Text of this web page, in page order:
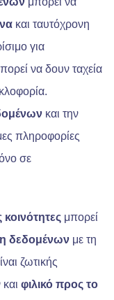
και ταυτόχρονη
για
να δουν ταχεία
και την
πληροφορίες
σε
κοινότητες μπορεί
δεδομένων με τη
ζωτικής
φιλικό προς το